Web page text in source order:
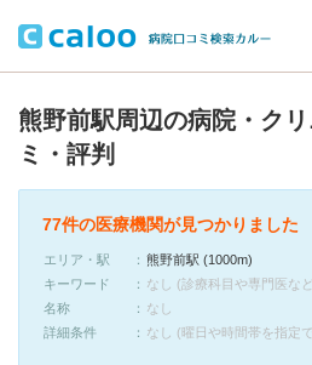
熊野前駅周辺の病院・ク
ミ・評判
77件の医療機関が見つかりました
エリア・駅
熊野前駅 (1000m)
キーワード
なし (診療科目や専門医な
名称
なし
詳細条件
なし (曜日や時間帯を指定